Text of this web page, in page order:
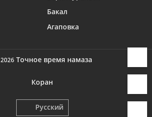
Бакал
Агаповка
2026 Точное время намаза
Коран
Русский